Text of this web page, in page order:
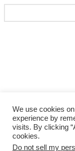
検
We use cookies
experience by
visits. By clicking
cookies.
Do not sell my